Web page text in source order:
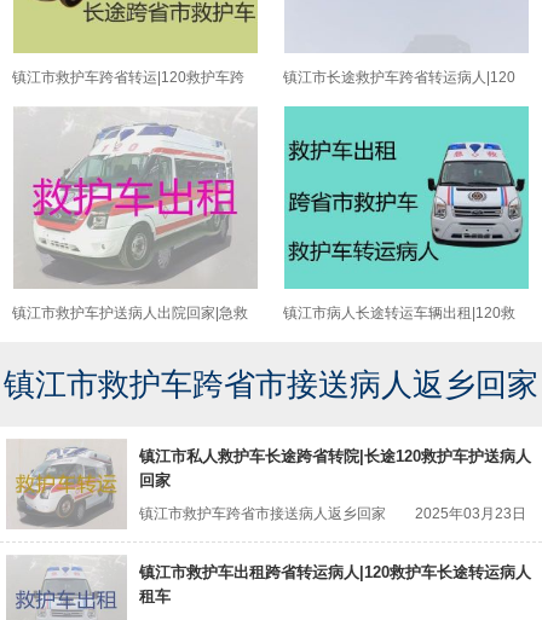
镇江市救护车跨省转运|120救护车跨
省转运病人回家
镇江市长途救护车跨省转运病人|120
长途救护车电话号码
镇江市救护车护送病人出院回家|急救
镇江市病人长途转运车辆出租|120救
镇江市救护车跨省市接送病人返乡回家
镇江市私人救护车长途跨省转院|长途120救护车护送病人
回家
镇江市救护车跨省市接送病人返乡回家 2025年03月23日
镇江市救护车出租跨省转运病人|120救护车长途转运病人
租车